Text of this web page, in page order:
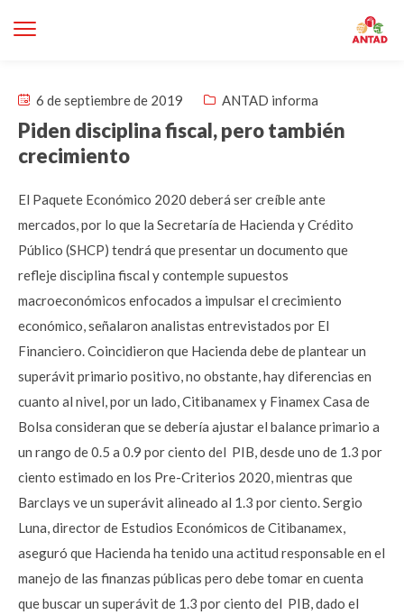
6 de septiembre de 2019 ANTAD informa
Piden disciplina fiscal, pero también
crecimiento
El Paquete Económico 2020 deberá ser creíble ante
mercados, por lo que la Secretaría de Hacienda y Crédito
Público (SHCP) tendrá que presentar un documento que
refleje disciplina fiscal y contemple supuestos
macroeconómicos enfocados a impulsar el crecimiento
económico, señalaron analistas entrevistados por El
Financiero. Coincidieron que Hacienda debe de plantear un
superávit primario positivo, no obstante, hay diferencias en
cuanto al nivel, por un lado, Citibanamex y Finamex Casa de
Bolsa consideran que se debería ajustar el balance primario a
un rango de 0.5 a 0.9 por ciento del PIB, desde uno de 1.3 por
ciento estimado en los Pre-Criterios 2020, mientras que
Barclays ve un superávit alineado al 1.3 por ciento. Sergio
Luna, director de Estudios Económicos de Citibanamex,
aseguró que Hacienda ha tenido una actitud responsable en el
manejo de las finanzas públicas pero debe tomar en cuenta
que buscar un superávit de 1.3 por ciento del PIB, dado el